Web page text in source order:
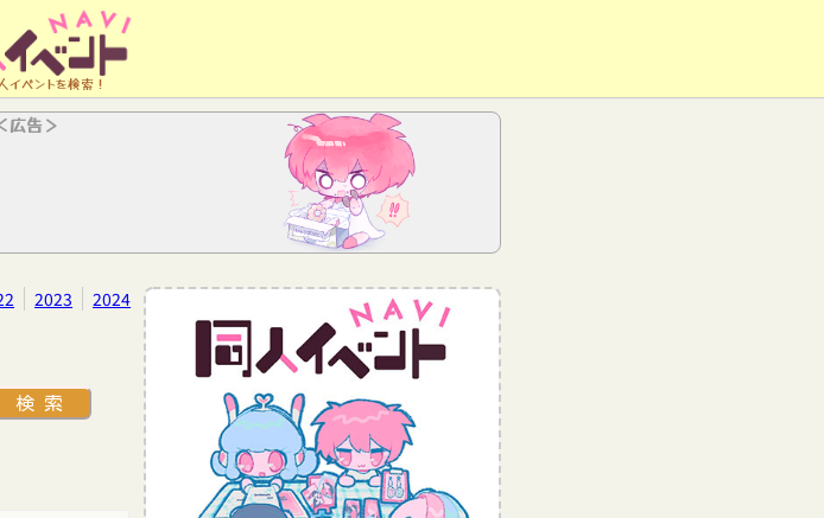
イベントを検索！
広告＞
2023
2024